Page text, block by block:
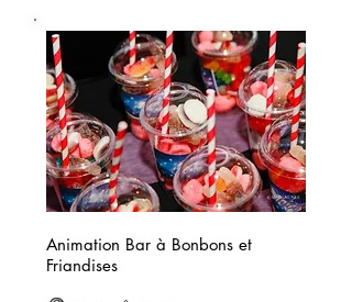
Animation Bar à Bonbons et
Friandises